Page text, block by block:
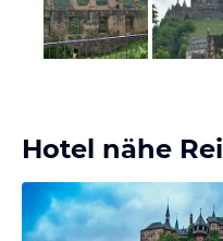
von Norbert
Hotel nähe